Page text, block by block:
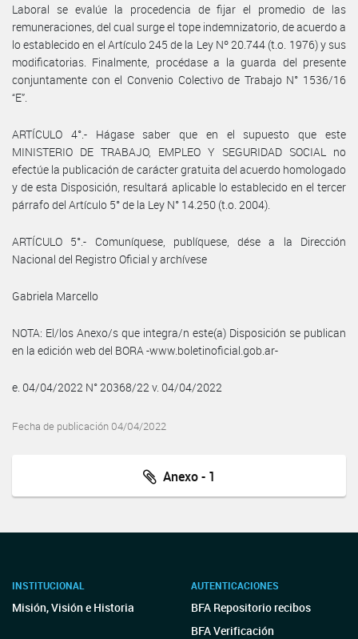
Laboral se evalúe la procedencia de fijar el promedio de las
remuneraciones, del cual surge el tope indemnizatorio, de acuerdo a
lo establecido en el Artículo 245 de la Ley Nº 20.744 (t.o. 1976) y sus
modificatorias. Finalmente, procédase a la guarda del presente
conjuntamente con el Convenio Colectivo de Trabajo N° 1536/16
“E”.
ARTÍCULO 4°.- Hágase saber que en el supuesto que este
MINISTERIO DE TRABAJO, EMPLEO Y SEGURIDAD SOCIAL no
efectúe la publicación de carácter gratuita del acuerdo homologado
y de esta Disposición, resultará aplicable lo establecido en el tercer
párrafo del Artículo 5° de la Ley N° 14.250 (t.o. 2004).
ARTÍCULO 5°.- Comuníquese, publíquese, dése a la Dirección
Nacional del Registro Oficial y archívese
Gabriela Marcello
NOTA: El/los Anexo/s que integra/n este(a) Disposición se publican
en la edición web del BORA -www.boletinoficial.gob.ar-
e. 04/04/2022 N° 20368/22 v. 04/04/2022
Fecha de publicación 04/04/2022
Anexo - 1
INSTITUCIONAL
Misión, Visión e Historia
AUTENTICACIONES
BFA Repositorio recibos
BFA Verificación